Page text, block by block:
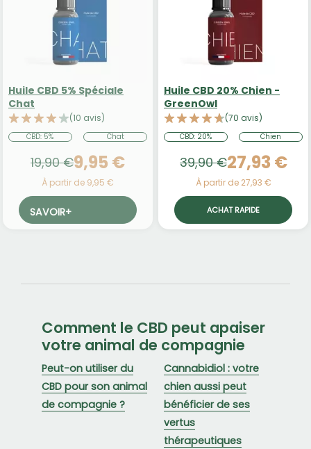
Huile CBD 5% Spéciale
Chat
(10 avis)
CBD: 5% Chat
19,90 €9,95 €
À partir de 9,95 €
SAVOIR+
Huile CBD 20% Chien -
GreenOwl
(70 avis)
CBD: 20% Chien
39,90 €27,93 €
À partir de 27,93 €
ACHAT RAPIDE
Comment le CBD peut apaiser
votre animal de compagnie
Peut-on utiliser du
CBD pour son animal
de compagnie ?
Cannabidiol : votre
chien aussi peut
bénéficier de ses
vertus
thérapeutiques